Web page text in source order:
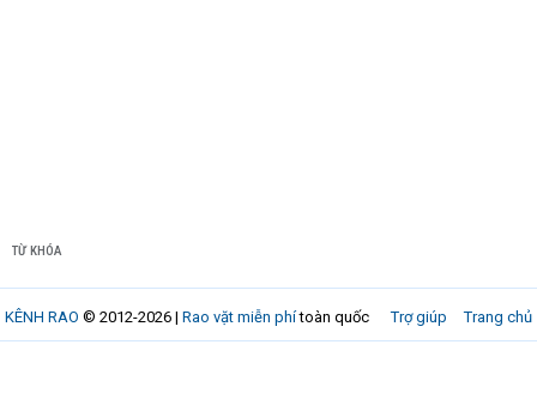
TỪ KHÓA
Trợ giúp Trang chủ
KÊNH RAO © 2012-2026 | Rao vặt miễn phítoàn quốc